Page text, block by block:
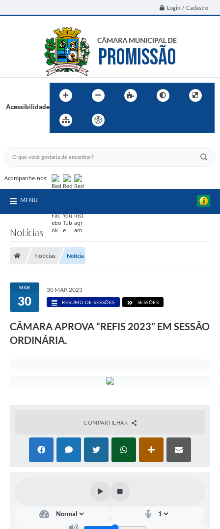
Login / Cadastro
Acessibilidade
Acompanhe-nos:
MENU
Notícias
Notícias Notícia
MAR
30
30 MAR 2023
RESUMO DE SESSÕES SESSÕES
CÂMARA APROVA “REFIS 2023” EM SESSÃO
ORDINÁRIA.
COMPARTILHAR